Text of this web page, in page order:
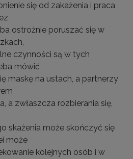
się od zakażenia i praca
ostrożnie poruszać się w
czynności są w tych
mówić
maskę na ustach, a partnerzy
a zwłaszcza rozbierania się,
skażenia może skończyć się
może
kolejnych osób i w